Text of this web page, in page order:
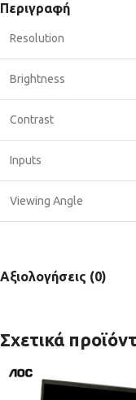
Περιγραφή
Resolution
Brightness
Contrast
Inputs
Viewing Angle
Αξιολογήσεις (0)
Σχετικά